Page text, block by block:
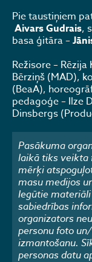
Pie taustiņiem
Aivars Gudrais,
basa ģitāra –
Režisore –
Bērziņš (MAD),
(BeaA),
pedagoģe – Ilze
Dinsbergs
Pasākuma
laikā tiks veikta
mērķi
masu medijos
Iegūtie
sabiedrības
organizators
personu foto
izmantošanu.
personas datu